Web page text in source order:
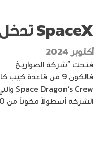
SpaceX تدخل تاريخ الفضاء البشري… فهل تعود سالمة إلى الأرض؟
أكتوبر 2024
فتحت “شركة الصواريخ
فالكون 9 من قاعدة كيب كانافيرال في فلوريدا، حاملاً معه سفينة الفضاء
Space Dragon’s Crew والتي تحمل اثنين من رواد فضاء
الشركة أسطولاً مكوناً من 60 قمراً اصطناعياً.